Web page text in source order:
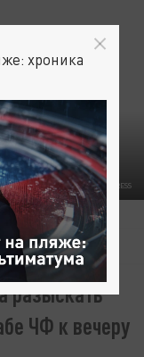
OF RUSSIA/GLOBALLOOKPRESS
разыскать
ЧФ к вечеру
хроника